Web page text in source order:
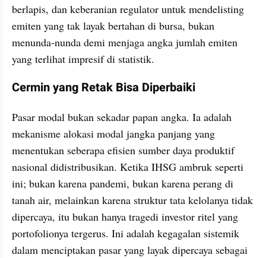
berlapis, dan keberanian regulator untuk mendelisting
emiten yang tak layak bertahan di bursa, bukan
menunda-nunda demi menjaga angka jumlah emiten
yang terlihat impresif di statistik.
Cermin yang Retak Bisa Diperbaiki
Pasar modal bukan sekadar papan angka. Ia adalah
mekanisme alokasi modal jangka panjang yang
menentukan seberapa efisien sumber daya produktif
nasional didistribusikan. Ketika IHSG ambruk seperti
ini; bukan karena pandemi, bukan karena perang di
tanah air, melainkan karena struktur tata kelolanya tidak
dipercaya, itu bukan hanya tragedi investor ritel yang
portofolionya tergerus. Ini adalah kegagalan sistemik
dalam menciptakan pasar yang layak dipercaya sebagai